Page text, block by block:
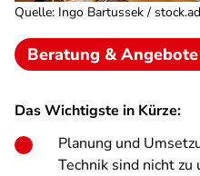
Quelle: Ingo Bartussek /
Beratung & Angebote
Das Wichtigste in Kürze:
Planung und
Technik sind nicht zu